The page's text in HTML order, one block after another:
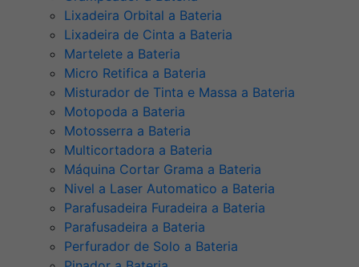
Lixadeira Orbital a Bateria
Lixadeira de Cinta a Bateria
Martelete a Bateria
Micro Retifica a Bateria
Misturador de Tinta e Massa a Bateria
Motopoda a Bateria
Motosserra a Bateria
Multicortadora a Bateria
Máquina Cortar Grama a Bateria
Nivel a Laser Automatico a Bateria
Parafusadeira Furadeira a Bateria
Parafusadeira a Bateria
Perfurador de Solo a Bateria